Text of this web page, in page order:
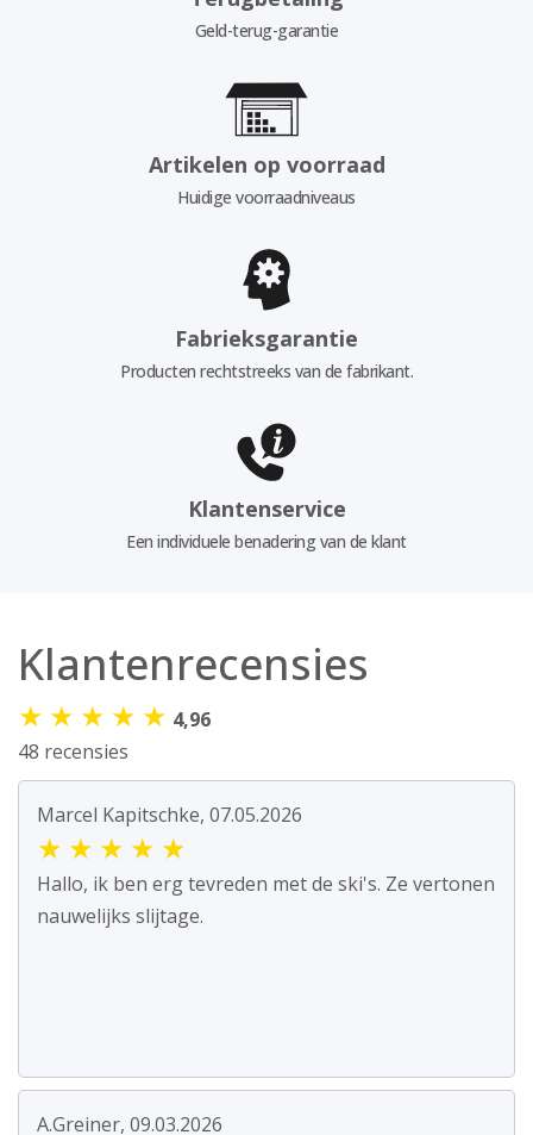
Geld-terug-garantie
Artikelen op voorraad
Huidige voorraadniveaus
Fabrieksgarantie
Producten rechtstreeks van de fabrikant.
Klantenservice
Een individuele benadering van de klant
Klantenrecensies
★ ★ ★ ★ ★ 4,96
48 recensies
Marcel Kapitschke, 07.05.2026
★ ★ ★ ★ ★
Hallo, ik ben erg tevreden met de ski's. Ze vertonen
nauwelijks slijtage.
A.Greiner, 09.03.2026